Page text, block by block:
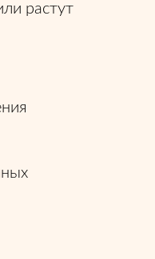
растут